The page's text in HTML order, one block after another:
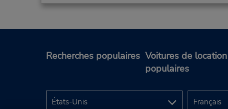
Recherches populaires Voitures de location
populaires